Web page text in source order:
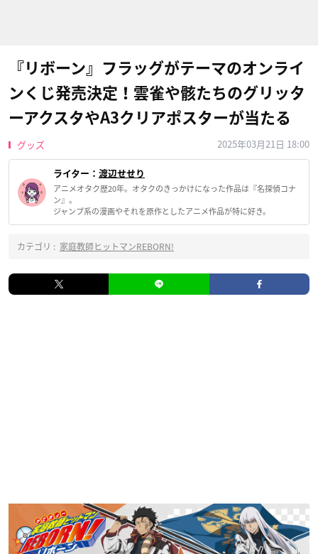
『リボーン』フラッグがテーマのオンライ
ンくじ発売決定！雲雀や骸たちのグリッタ
ーアクスタやA3クリアポスターが当たる
グッズ 2025年03月21日 18:00
ライター： 渡辺せせり
アニメオタク歴20年。オタクのきっかけになった作品は『名探偵コナ
ン』。
ジャンプ系の漫画やそれを原作としたアニメ作品が特に好き。
カテゴリ : 家庭教師ヒットマンREBORN!